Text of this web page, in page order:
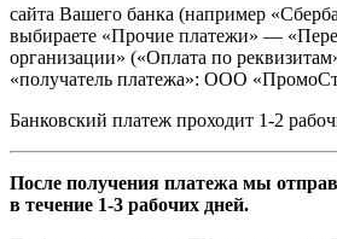
сайта Вашего банка (например
выбираете «Прочие платежи» —
организации» («Оплата по
«получатель платежа»: ООО
Банковский платеж проходит 1-2
После получения платежа мы
в течение 1-3 рабочих дней.